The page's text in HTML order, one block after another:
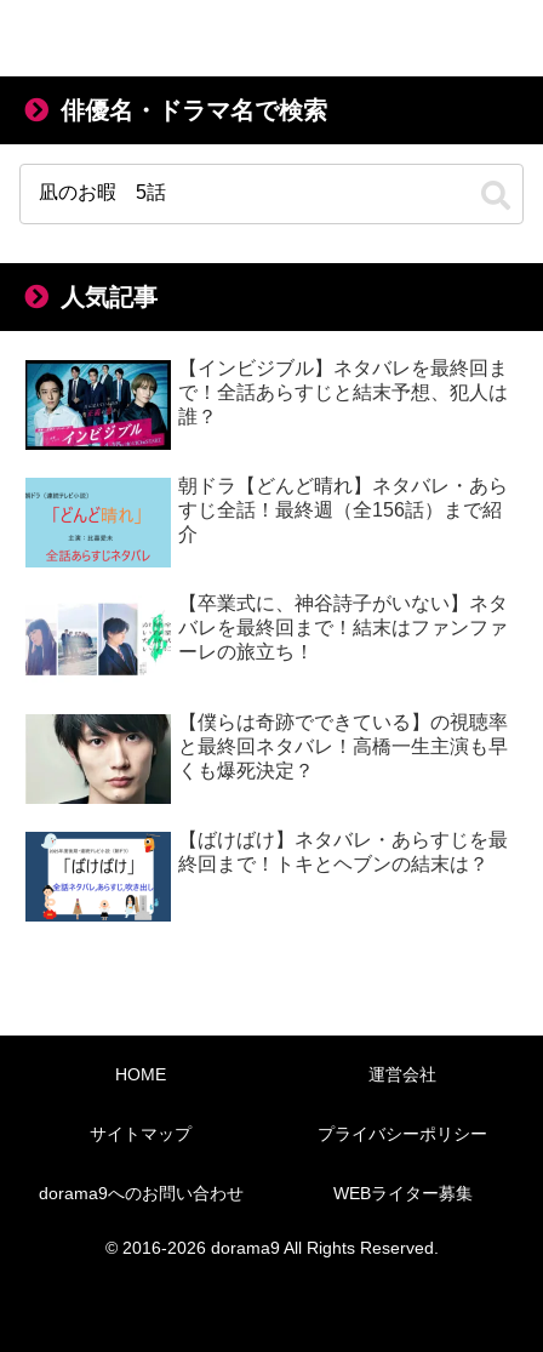
俳優名・ドラマ名で検索
人気記事
【インビジブル】ネタバレを最終回ま
で！全話あらすじと結末予想、犯人は
誰？
朝ドラ【どんど晴れ】ネタバレ・あら
すじ全話！最終週（全156話）まで紹
介
【卒業式に、神谷詩子がいない】ネタ
バレを最終回まで！結末はファンファ
ーレの旅立ち！
【僕らは奇跡でできている】の視聴率
と最終回ネタバレ！高橋一生主演も早
くも爆死決定？
【ばけばけ】ネタバレ・あらすじを最
終回まで！トキとヘブンの結末は？
HOME 運営会社
サイトマップ プライバシーポリシー
dorama9へのお問い合わせ WEBライター募集
© 2016-2026 dorama9 All Rights Reserved.